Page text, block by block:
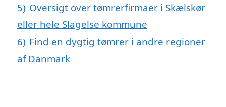
5) Oversigt over tømrerfirmaer i Skælskør
eller hele Slagelse kommune
6) Find en dygtig tømrer i andre regioner
af Danmark